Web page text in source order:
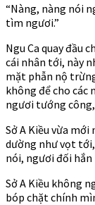
“Nàng, nàng nói
tìm ngươi.”
Ngu Ca quay đầu
cái nhân tới, này
mặt phẫn nộ
không để cho các
ngươi tướng
Sở A Kiều vừa
dường như vọt tới,
nói, ngươi đối hắn
Sở A Kiều không
bóp chặt chính